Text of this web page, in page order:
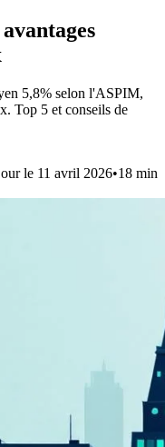
5,8% selon l'ASPIM,
Top 5 et conseils de
le 11 avril 2026•18 min